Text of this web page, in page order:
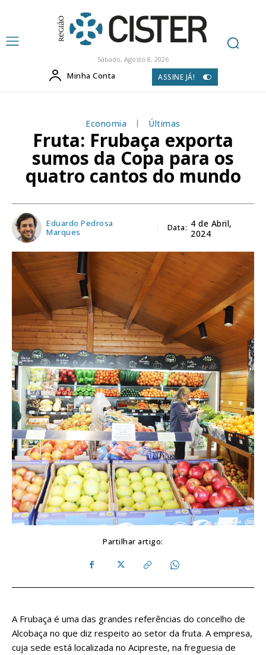
Sábado, Agosto 8, 2026
Minha Conta ASSINE JÁ!
Economia Últimas
Fruta: Frubaça exporta
sumos da Copa para os
quatro cantos do mundo
Eduardo Pedrosa
Marques
Data: 4 de Abril,
2024
Partilhar artigo:
A Frubaça é uma das grandes referências do concelho de
Alcobaça no que diz respeito ao setor da fruta. A empresa,
cuja sede está localizada no Acipreste, na freguesia de